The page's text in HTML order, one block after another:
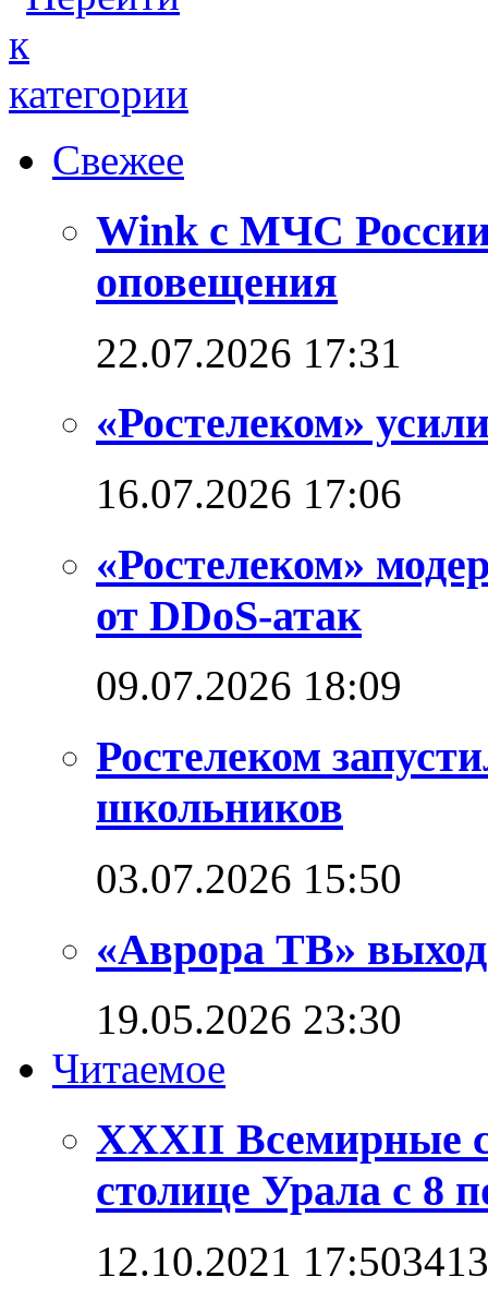
Свежее
Wink с МЧС России
оповещения
22.07.2026 17:31
«Ростелеком»
16.07.2026 17:06
«Ростелеком»
от DDoS-атак
09.07.2026 18:09
Ростелеком
школьников
03.07.2026 15:50
«Аврора ТВ»
19.05.2026 23:30
Читаемое
XXXII Всемирные
столице Урала с 8
12.10.2021 17:50